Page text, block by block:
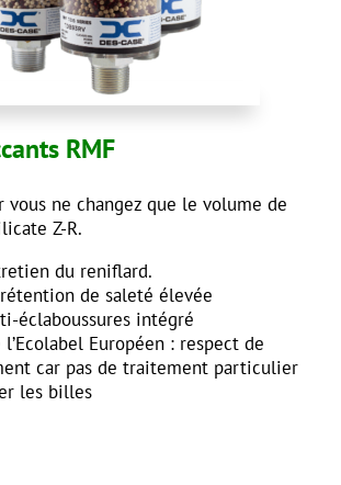
RMF
ne changez que le volume de
Z-R.
du reniflard.
de saleté élevée
éclaboussures intégré
Européen : respect de
car pas de traitement particulier
les billes